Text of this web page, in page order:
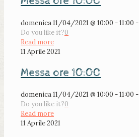
domenica 11/04/2021 @ 10:00 - 11:00 -
Do you like it?0
Read more
11 Aprile 2021
Messa ore 10:00
domenica 11/04/2021 @ 10:00 - 11:00 -
Do you like it?0
Read more
11 Aprile 2021